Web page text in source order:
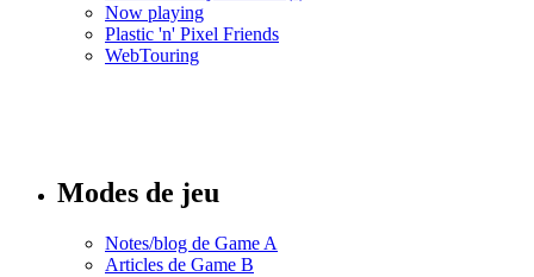
Now playing
Plastic 'n' Pixel Friends
WebTouring
Modes de jeu
Notes/blog de Game A
Articles de Game B